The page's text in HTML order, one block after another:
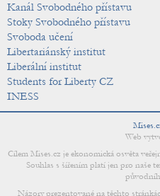
Kanál Svobodného přístavu
Stoky Svobodného přístavu
Svoboda učení
Libertariánský institut
Liberální institut
Students for Liberty CZ
INESS
Web
Cílem Mises.cz je ekonomická osvěta
Souhlas s šířením platí jen pro naše
Názory prezentované na těchto